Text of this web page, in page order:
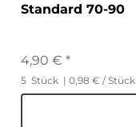
Standard 70-90
4,90 € *
5 Stück | 0,98 € / Stück